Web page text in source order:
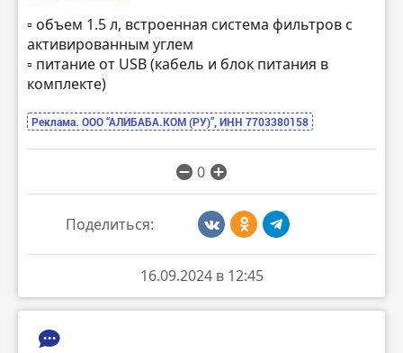
▫️ объем 1.5 л, встроенная система фильтров с
активированным углем
▫️ питание от USB (кабель и блок питания в
комплекте)
Реклама. ООО “АЛИБАБА.КОМ (РУ)”, ИНН 7703380158
0
Поделиться:
16.09.2024 в 12:45